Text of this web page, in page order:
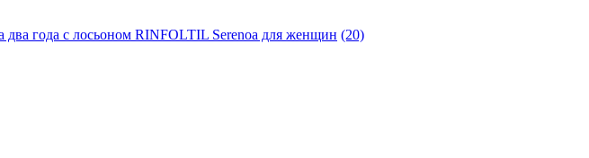
два года с лосьоном RINFOLTIL Serenoa для женщин (20)